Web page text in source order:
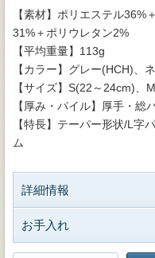
【素材】ポリエステル36%
31%＋ポリウレタン2%
【平均重量】113g
【カラー】グレー(HCH)、
【サイズ】S(22～24cm)
【厚み・パイル】厚手・総
【特長】テーパー形状/L字
ム
詳細情報
お手入れ